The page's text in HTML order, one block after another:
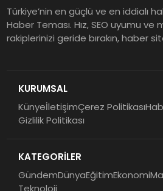
Türkiye’nin en güçlü ve en iddialı
Haber Teması. Hız, SEO uyumu ve
rakiplerinizi geride bırakın, haber
KURUMSAL
KünyeİletişimÇerez Politikası
Gizlilik Politikası
KATEGORİLER
GündemDünyaEğitimEkonomi
Teknoloji